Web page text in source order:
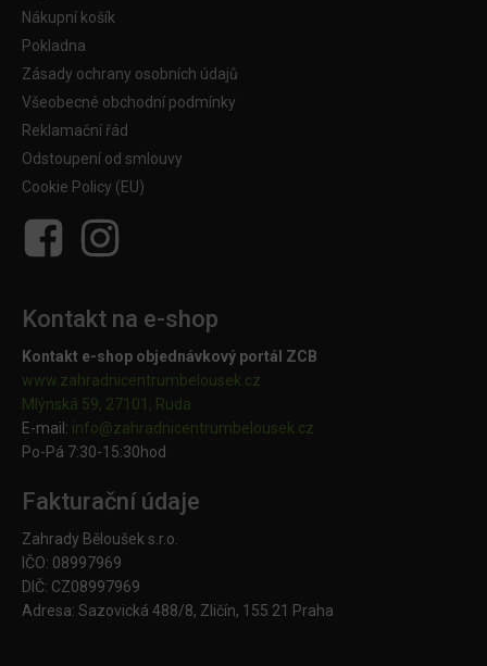
Nákupní košík
Pokladna
Zásady ochrany osobních údajů
Všeobecné obchodní podmínky
Reklamační řád
Odstoupení od smlouvy
Cookie Policy (EU)
Kontakt na e-shop
Kontakt e-shop objednávkový portál ZCB
www.zahradnicentrumbelousek.cz
Mlýnská 59, 27101, Ruda
E-mail: info@zahradnicentrumbelousek.cz
Po-Pá 7:30-15:30hod
Fakturační údaje
Zahrady Běloušek s.r.o.
IČO: 08997969
DIČ: CZ08997969
Adresa: Sazovická 488/8, Zličín, 155 21 Praha